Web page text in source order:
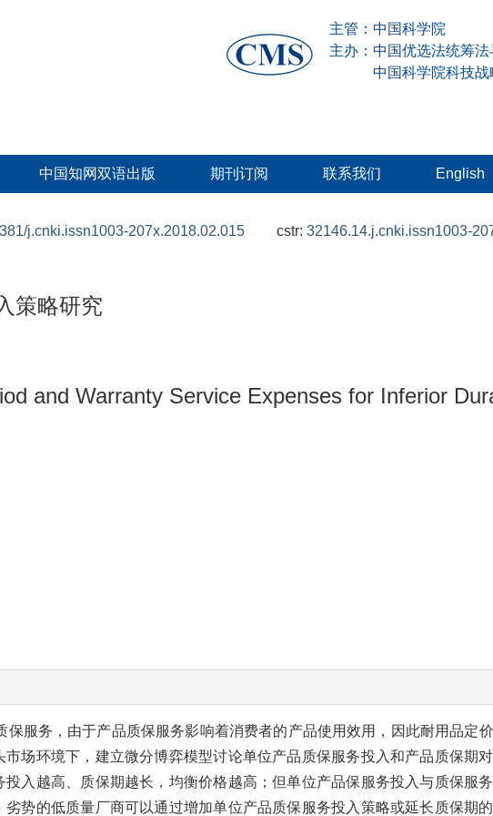
主管：中国科学院
主办：中国优选法统筹
中国科学院科技战
中国知网双语出版 期刊订阅 联系我们 English
j.cnki.issn1003-207x.2018.02.015 cstr:32146.14.j.cnki.issn1003-
策略研究
and Warranty Service Expenses for Inferior
服务，由于产品质保服务影响着消费者的产品使用效用，因此耐用品定价
场环境下，建立微分博弈模型讨论单位产品质保服务投入和产品质保期对